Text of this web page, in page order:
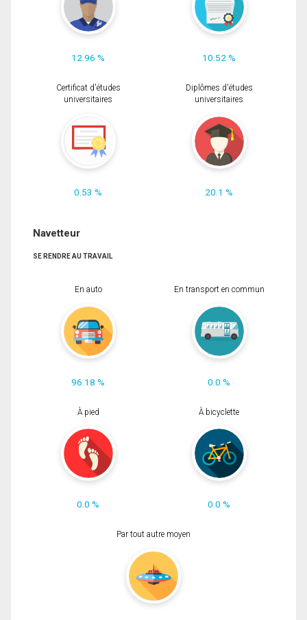
12.96 % 10.52 %
Certificat d'études
universitaires
0.53 %
Diplômes d'études
universitaires
20.1 %
Navetteur
SE RENDRE AU TRAVAIL
En auto
96.18 %
En transport en commun
0.0 %
À pied
0.0 %
À bicyclette
0.0 %
Par tout autre moyen